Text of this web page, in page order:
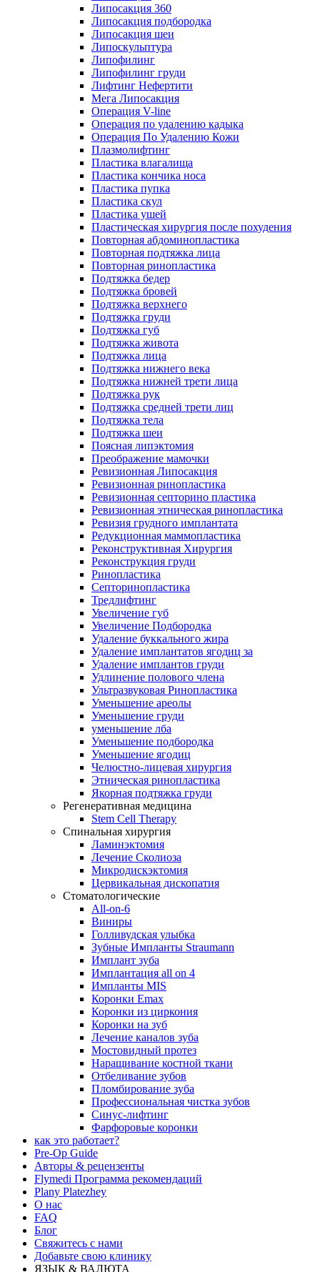
Липосакция 360
Липосакция подбородка
Липосакция шеи
Липоскульптура
Липофилинг
Липофилинг груди
Лифтинг Нефертити
Мега Липосакция
Операция V-line
Операция по удалению кадыка
Операция По Удалению Кожи
Плазмолифтинг
Пластика влагалища
Пластика кончика носа
Пластика пупка
Пластика скул
Пластика ушей
Пластическая хирургия после похудения
Повторная абдоминопластика
Повторная подтяжка лица
Повторная ринопластика
Подтяжка бедер
Подтяжка бровей
Подтяжка верхнего
Подтяжка груди
Подтяжка губ
Подтяжка живота
Подтяжка лица
Подтяжка нижнего века
Подтяжка нижней трети лица
Подтяжка рук
Подтяжка средней трети лиц
Подтяжка тела
Подтяжка шеи
Поясная липэктомия
Преображение мамочки
Ревизионная Липосакция
Ревизионная ринопластика
Ревизионная септорино пластика
Ревизионная этническая ринопластика
Ревизия грудного имплантата
Редукционная маммопластика
Реконструктивная Хирургия
Реконструкция груди
Ринопластика
Септоринопластика
Тредлифтинг
Увеличение губ
Увеличение Подбородка
Удаление буккального жира
Удаление имплантатов ягодиц за
Удаление имплантов груди
Удлинение полового члена
Ультразвуковая Ринопластика
Уменьшение ареолы
Уменьшение груди
уменьшение лба
Уменьшение подбородка
Уменьшение ягодиц
Челюстно-лицевая хирургия
Этническая ринопластика
Якорная подтяжка груди
Регенеративная медицина
Stem Cell Therapy
Спинальная хирургия
Ламинэктомия
Лечение Сколиоза
Микродискэктомия
Цервикальная дископатия
Стоматологические
All-on-6
Виниры
Голливудская улыбка
Зубные Импланты Straumann
Имплант зуба
Имплантация all on 4
Импланты MIS
Коронки Emax
Коронки из циркония
Коронки на зуб
Лечение каналов зуба
Мостовидный протез
Наращивание костной ткани
Отбеливание зубов
Пломбирование зуба
Профессиональная чистка зубов
Синус-лифтинг
Фарфоровые коронки
как это работает?
Pre-Op Guide
Авторы & рецензенты
Flymedi Программа рекомендаций
Plany Platezhey
О нас
FAQ
Блог
Свяжитесь с нами
Добавьте свою клинику
ЯЗЫК & ВАЛЮТА